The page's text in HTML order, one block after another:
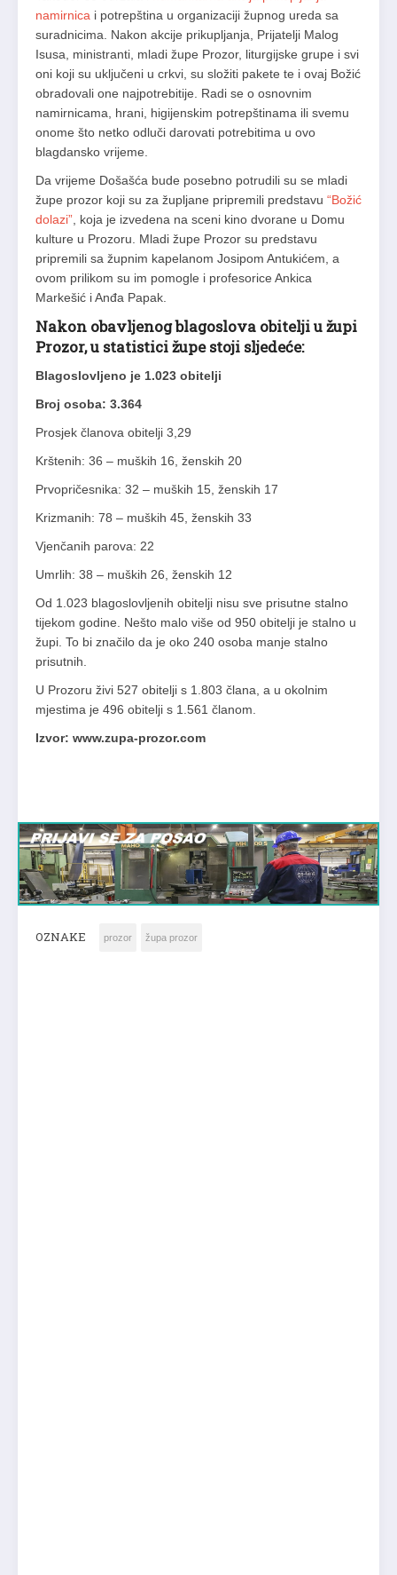
namirnica i potrepština u organizaciji župnog ureda sa
suradnicima. Nakon akcije prikupljanja, Prijatelji Malog
Isusa, ministranti, mladi župe Prozor, liturgijske grupe i svi
oni koji su uključeni u crkvi, su složiti pakete te i ovaj Božić
obradovali one najpotrebitije. Radi se o osnovnim
namirnicama, hrani, higijenskim potrepštinama ili svemu
onome što netko odluči darovati potrebitima u ovo
blagdansko vrijeme.
Da vrijeme Došašća bude posebno potrudili su se mladi
župe prozor koji su za župljane pripremili predstavu “Božić
dolazi” , koja je izvedena na sceni kino dvorane u Domu
kulture u Prozoru. Mladi župe Prozor su predstavu
pripremili sa župnim kapelanom Josipom Antukićem, a
ovom prilikom su im pomogle i profesorice Ankica
Markešić i Anđa Papak.
Nakon obavljenog blagoslova obitelji u župi
Prozor, u statistici župe stoji sljedeće:
Blagoslovljeno je 1.023 obitelji
Broj osoba: 3.364
Prosjek članova obitelji 3,29
Krštenih: 36 – muških 16, ženskih 20
Prvopričesnika: 32 – muških 15, ženskih 17
Krizmanih: 78 – muških 45, ženskih 33
Vjenčanih parova: 22
Umrlih: 38 – muških 26, ženskih 12
Od 1.023 blagoslovljenih obitelji nisu sve prisutne stalno
tijekom godine. Nešto malo više od 950 obitelji je stalno u
župi. To bi značilo da je oko 240 osoba manje stalno
prisutnih.
U Prozoru živi 527 obitelji s 1.803 člana, a u okolnim
mjestima je 496 obitelji s 1.561 članom.
Izvor: www.zupa-prozor.com
OZNAKE prozor župa prozor